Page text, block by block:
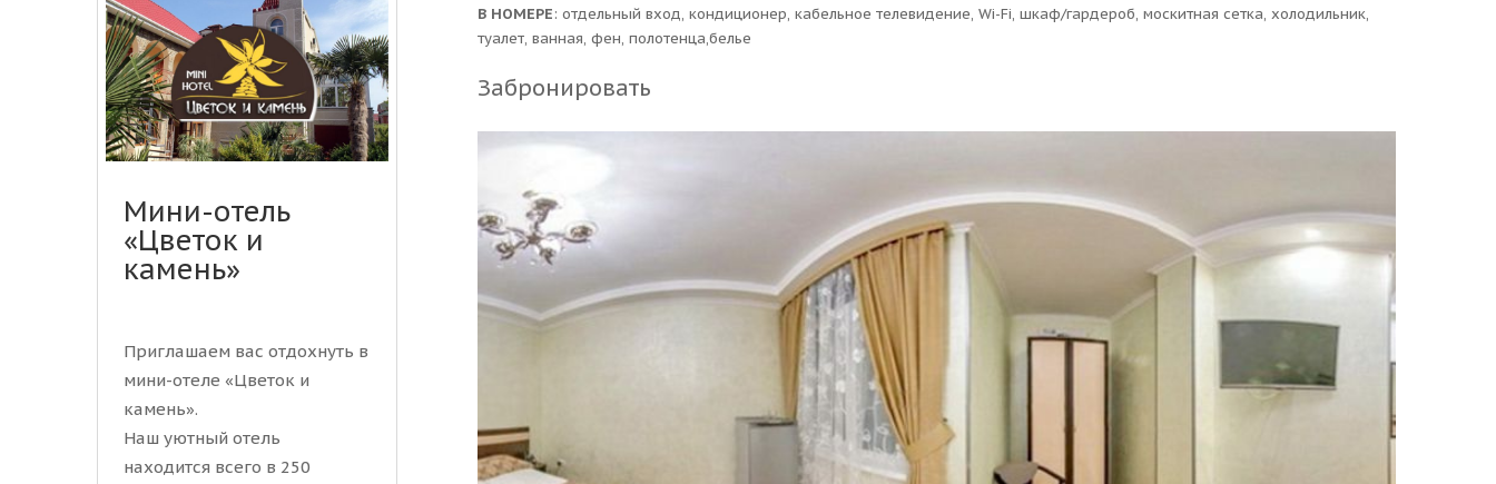
В НОМЕРЕ: отдельный вход, кондиционер, кабельное телевидение, Wi-Fi, шкаф/гардероб, москитная сетка, холодильник,
туалет, ванная, фен, полотенца,белье
Забронировать
Мини-отель
«Цветок и
камень»
Приглашаем вас отдохнуть в
мини-отеле «Цветок и
камень».
Наш уютный отель
находится всего в 250